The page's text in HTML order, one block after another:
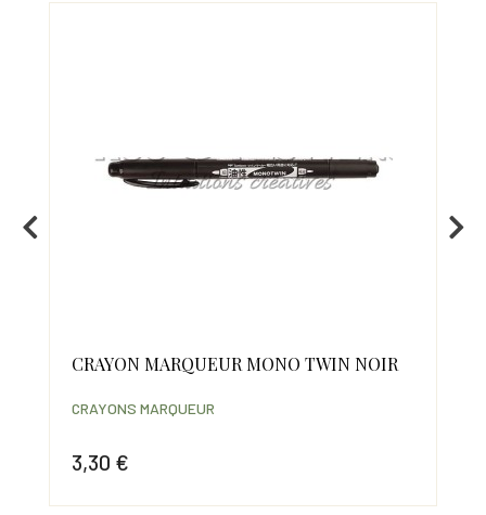
CRAYON MARQUEUR MONO TWIN NOIR
3,30 €
CRAYONS MARQUEUR